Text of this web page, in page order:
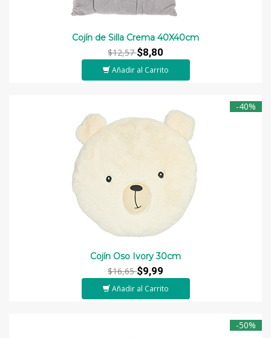
Cojín de Silla Crema 40X40cm
$12,57$8,80
Añadir al Carrito
-40%
Cojín Oso Ivory 30cm
$16,65$9,99
Añadir al Carrito
-50%